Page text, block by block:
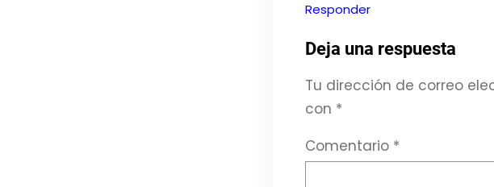
Responder
Deja una respuesta
Tu dirección de correo
con *
Comentario *